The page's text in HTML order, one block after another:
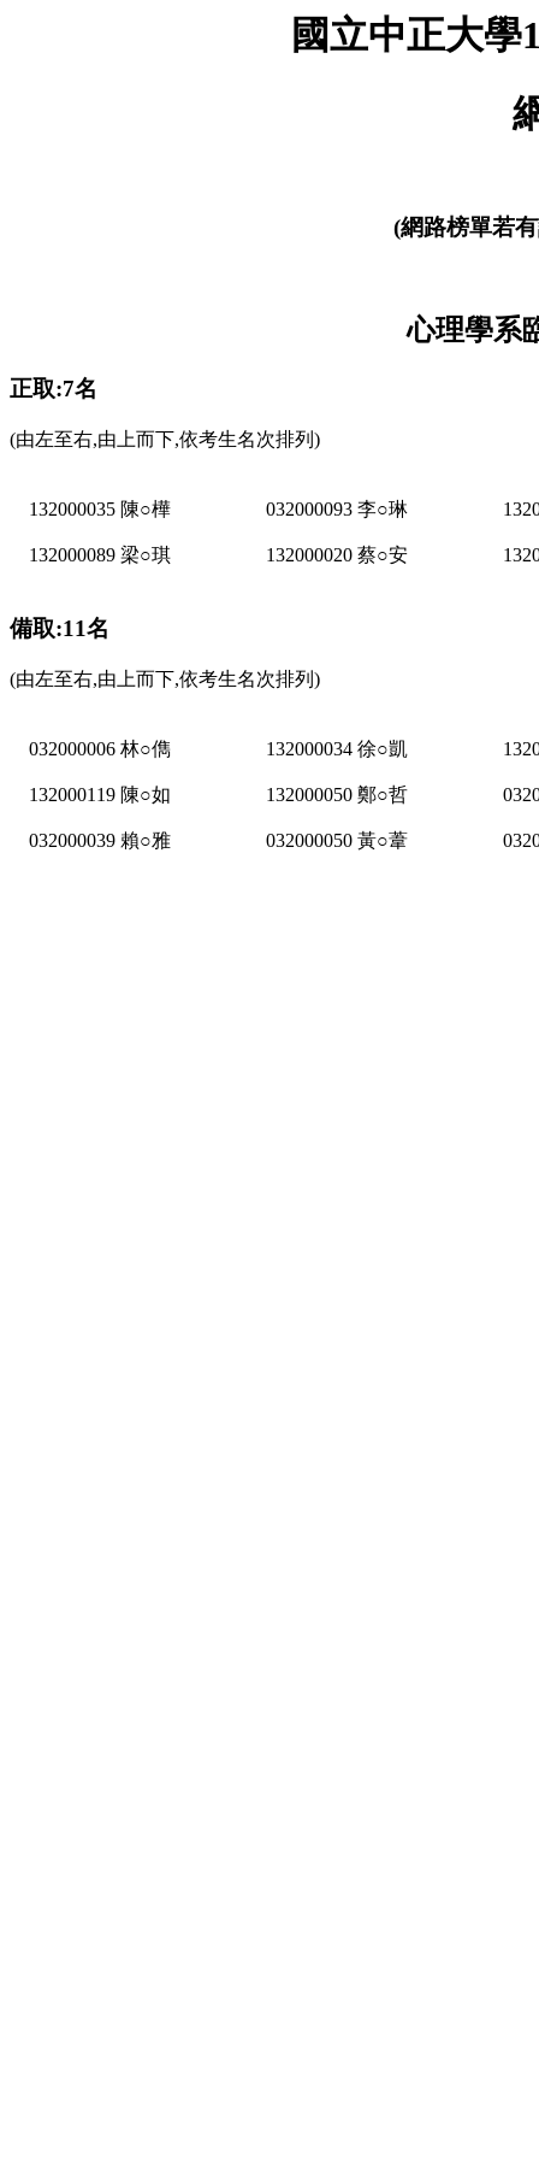
國立中正大學
(網路榜單若
心理學系
正取:7名
(由左至右,由上而下,依考生名次排列)
132000035 陳○樺 032000093 李○琳
132000089 梁○琪 132000020 蔡○安
備取:11名
(由左至右,由上而下,依考生名次排列)
032000006 林○儁 132000034 徐○凱
132000119 陳○如 132000050 鄭○哲
032000039 賴○雅 032000050 黃○葦